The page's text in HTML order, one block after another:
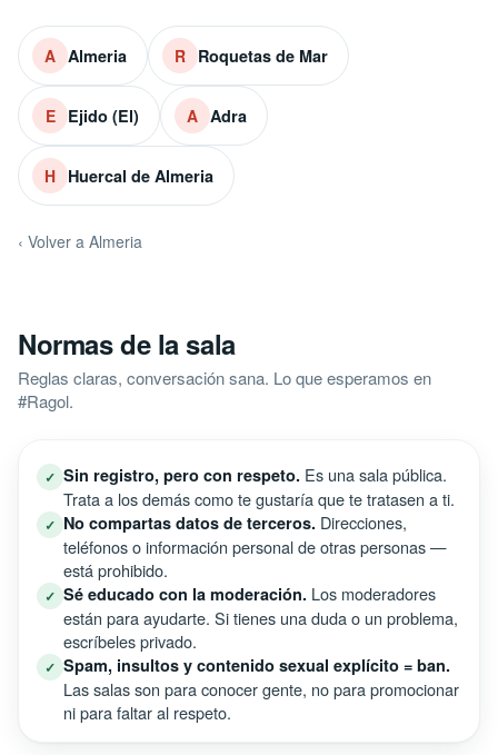
A Almeria R Roquetas de Mar
E Ejido (El) A Adra
H Huercal de Almeria
‹ Volver a Almeria
Normas de la sala
Reglas claras, conversación sana. Lo que esperamos en
#Ragol.
✓ Sin registro, pero con respeto. Es una sala pública.
Trata a los demás como te gustaría que te tratasen a ti.
✓ No compartas datos de terceros. Direcciones,
teléfonos o información personal de otras personas —
está prohibido.
✓ Sé educado con la moderación. Los moderadores
están para ayudarte. Si tienes una duda o un problema,
escríbeles privado.
✓ Spam, insultos y contenido sexual explícito = ban.
Las salas son para conocer gente, no para promocionar
ni para faltar al respeto.